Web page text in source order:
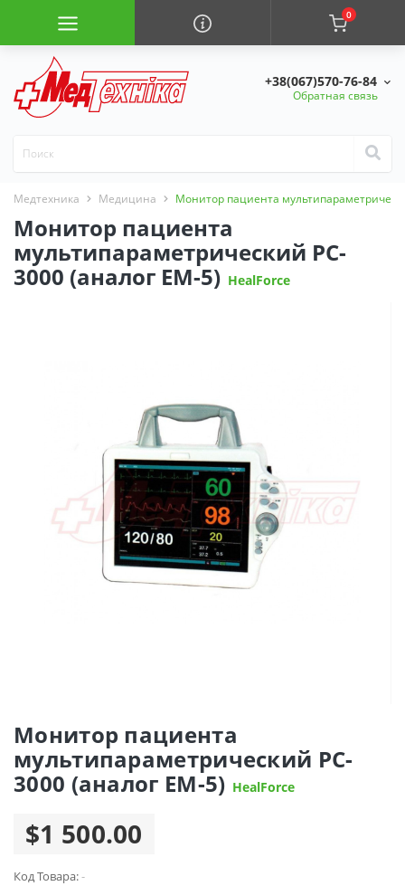
0
+38(067)570-76-84
Обратная связь
Медтехника Медицина Монитор пациента
Монитор пациента
мультипараметрический PC-
3000 (аналог ЕМ-5) HealForce
Монитор пациента
мультипараметрический PC-
3000 (аналог ЕМ-5) HealForce
$1 500.00
Код Товара:-